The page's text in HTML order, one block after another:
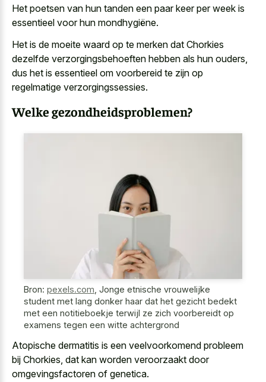
Het poetsen van hun tanden een paar keer per week is
essentieel voor hun mondhygiëne.
Het is de moeite waard op te merken dat Chorkies
dezelfde verzorgingsbehoeften hebben als hun ouders,
dus het is essentieel om voorbereid te zijn op
regelmatige verzorgingssessies.
Welke gezondheidsproblemen?
Bron: pexels.com Jonge etnische vrouwelijke
student met lang donker haar dat het gezicht bedekt
met een notitieboekje terwijl ze zich voorbereidt op
examens tegen een witte achtergrond
Atopische dermatitis is een veelvoorkomend probleem
bij Chorkies, dat kan worden veroorzaakt door
omgevingsfactoren of genetica.